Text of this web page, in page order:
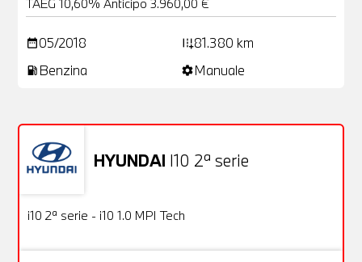
TAEG 10,60% Anticipo 3.960,00 €
date_range05/2018 add_road81.380 km
local_gas_station Benzina settingsManuale
HYUNDAI I10 2ª serie
OFFERTA
Usato
i10 2ª serie - i10 1.0 MPI Tech